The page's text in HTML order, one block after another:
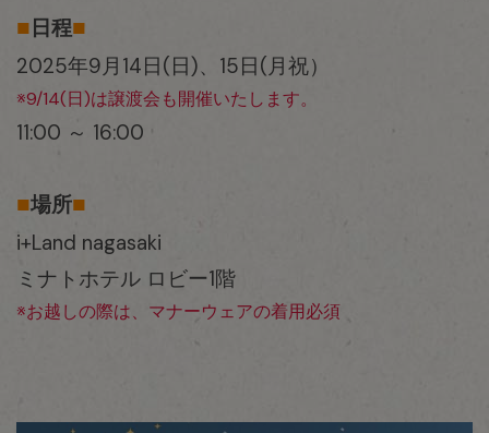
■日程■
2025年9月14日(日)、15日(月祝）
※9/14(日)は譲渡会も開催いたします。
11:00 ～ 16:00
■場所■
i+Land nagasaki
ミナトホテル ロビー1階
※お越しの際は、マナーウェアの着用必須